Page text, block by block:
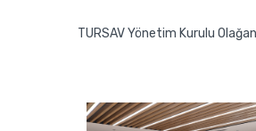
TURSAV Yönetim Kurulu